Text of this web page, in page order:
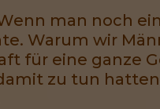
man noch
Warum wir
für eine ganze
zu tun